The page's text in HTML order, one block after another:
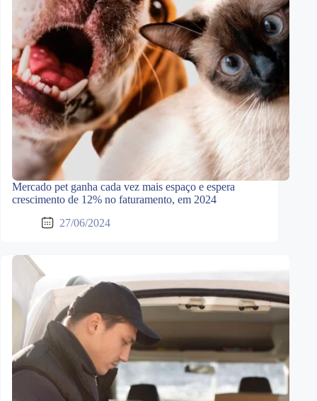
Mercado pet ganha cada vez mais espaço e espera
crescimento de 12% no faturamento, em 2024
27/06/2024